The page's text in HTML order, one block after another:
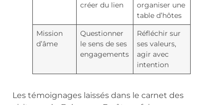
créer du lien
organiser une
table d’hôtes
Mission
d’âme
Questionner
le sens de ses
engagements
Réfléchir sur
ses valeurs,
agir avec
intention
Les témoignages laissés dans le carnet des